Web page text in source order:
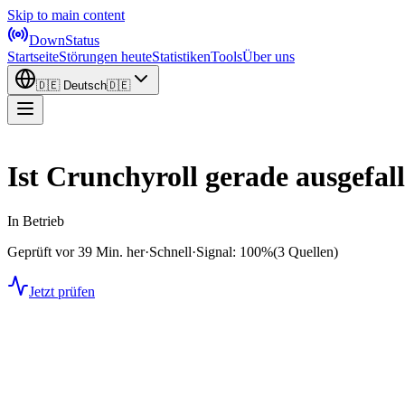
Skip to main content
DownStatus
StartseiteStörungen heuteStatistikenToolsÜber uns
🇩🇪 Deutsch🇩🇪
Ist Crunchyroll gerade
In Betrieb
Geprüft vor 39 Min. her·Schnell·Signal: 100%(3 Quellen)
Jetzt prüfen